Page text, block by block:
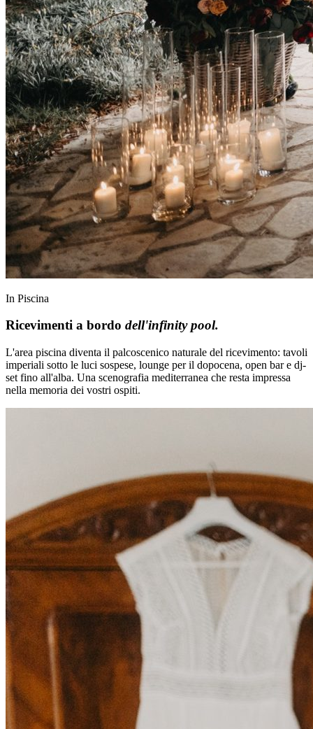
In Piscina
Ricevimenti a bordo dell'infinity pool.
L'area piscina diventa il palcoscenico naturale del ricevimento: tavoli
imperiali sotto le luci sospese, lounge per il dopocena, open bar e dj-
set fino all'alba. Una scenografia mediterranea che resta impressa
nella memoria dei vostri ospiti.